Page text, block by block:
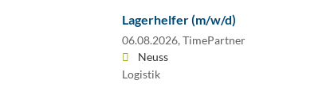
Lagerhelfer (m/w/d)
06.08.2026, TimePartner
Neuss
Logistik